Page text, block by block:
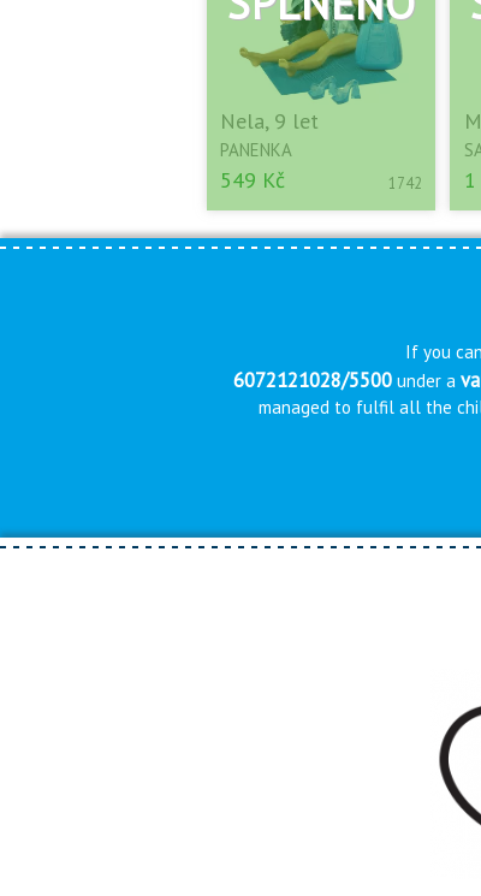
Nela, 9 let
PANENKA
549 Kč 1742
If you
6072121028/5500 under a
managed to fulfil all the